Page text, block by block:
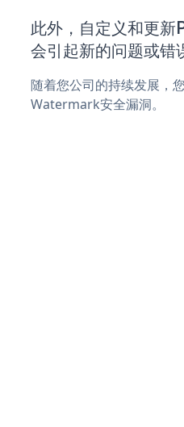
此外，自定义和更
会引起新的问题或错
随着您公司的持续发展，
Watermark安全漏洞。